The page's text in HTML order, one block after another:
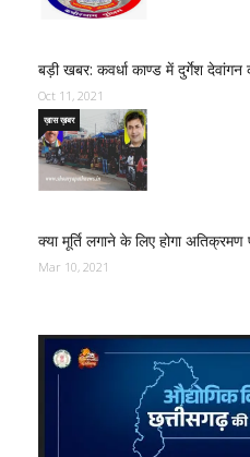
बड़ी खबर: कवर्धा काण्ड में दुर्गेश
Oct 11, 2021
क्या मूर्ति लगाने के लिए होगा
ख़ास ख़बर
Mar 10, 2021